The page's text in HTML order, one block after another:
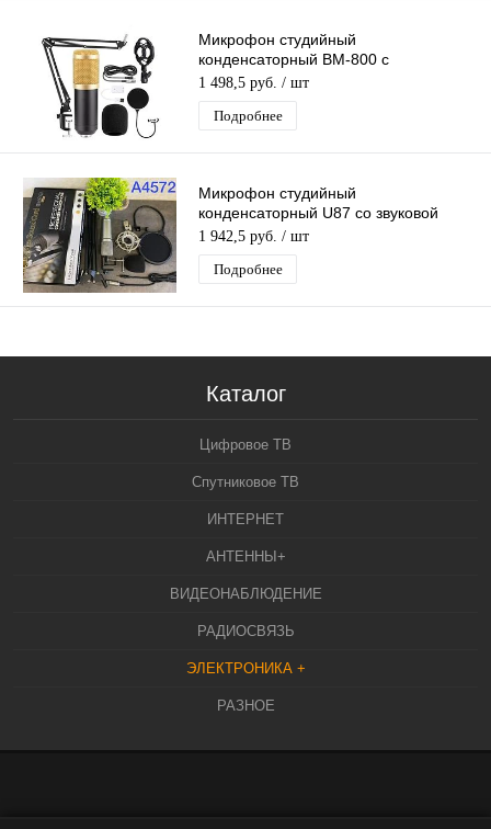
Микрофон студийный
конденсаторный BM-800 с
настольным кронштейном (MF53)
1 498,5 руб. / шт
Подробнее
Микрофон студийный
конденсаторный U87 со звуковой
картой (MF57)
1 942,5 руб. / шт
Подробнее
Каталог
Цифровое ТВ
Спутниковое ТВ
ИНТЕРНЕТ
АНТЕННЫ+
ВИДЕОНАБЛЮДЕНИЕ
РАДИОСВЯЗЬ
ЭЛЕКТРОНИКА +
РАЗНОЕ